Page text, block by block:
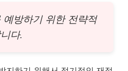
예방하기 위한 전략적
다.